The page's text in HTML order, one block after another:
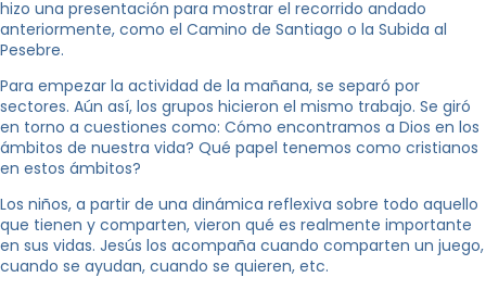
hizo una presentación para mostrar el recorrido andado
anteriormente, como el Camino de Santiago o la Subida al
Pesebre.
Para empezar la actividad de la mañana, se separó por
sectores. Aún así, los grupos hicieron el mismo trabajo. Se giró
en torno a cuestiones como: Cómo encontramos a Dios en los
ámbitos de nuestra vida? Qué papel tenemos como cristianos
en estos ámbitos?
Los niños, a partir de una dinámica reflexiva sobre todo aquello
que tienen y comparten, vieron qué es realmente importante
en sus vidas. Jesús los acompaña cuando comparten un juego,
cuando se ayudan, cuando se quieren, etc.